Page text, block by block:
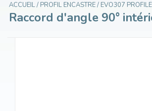
ACCUEIL/ PROFIL ENCASTRE/ EVO307
Raccord d'angle 90°